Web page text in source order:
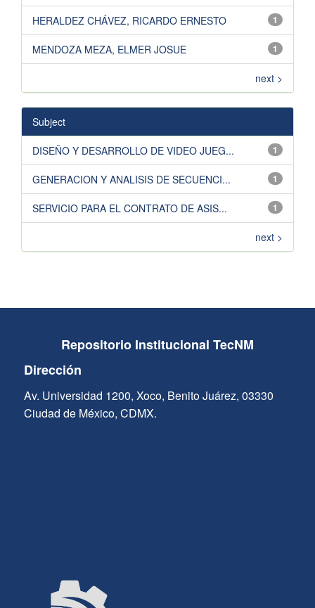
1
HERALDEZ CHÁVEZ, RICARDO ERNESTO
1
MENDOZA MEZA, ELMER JOSUE
next >
Subject
1
DISEÑO Y DESARROLLO DE VIDEO JUEG...
1
GENERACION Y ANALISIS DE SECUENCI...
1
SERVICIO PARA EL CONTRATO DE ASIS...
next >
Repositorio Institucional TecNM
Dirección
Av. Universidad 1200, Xoco, Benito Juárez, 03330
Ciudad de México, CDMX.